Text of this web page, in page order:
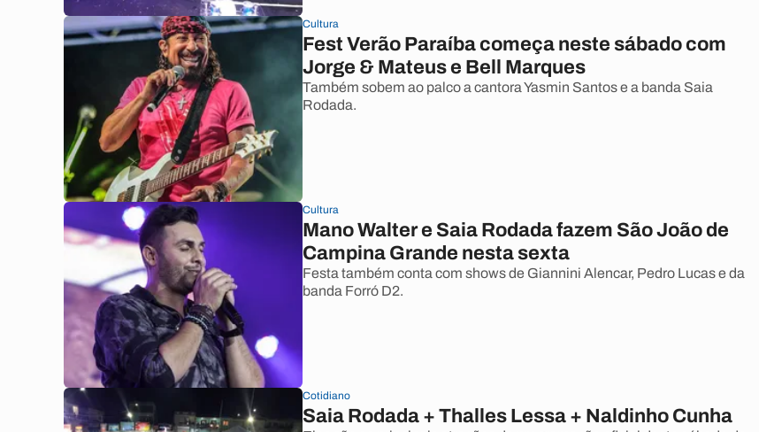
Cultura
Fest Verão Paraíba começa neste sábado com
Jorge & Mateus e Bell Marques
Também sobem ao palco a cantora Yasmin Santos e a banda Saia
Rodada.
Cultura
Mano Walter e Saia Rodada fazem São João de
Campina Grande nesta sexta
Festa também conta com shows de Giannini Alencar, Pedro Lucas e da
banda Forró D2.
Cotidiano
Saia Rodada + Thalles Lessa + Naldinho Cunha